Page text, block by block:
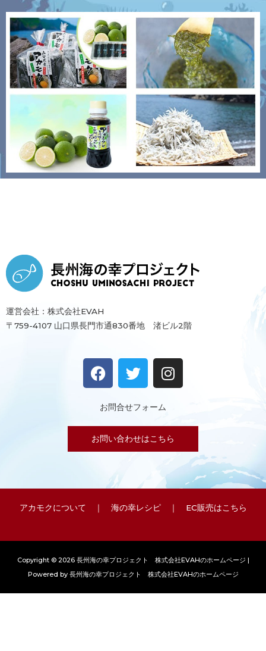
運営会社：株式会社EVAH
〒759-4107 山口県長門市通830番地 渚ビル2階
F
a
e
b
o
o
T
w
t
t
e
r
I
n
a
g
r
a
m
お問合せフォーム
お問い合わせはこちら
アカモクについて ｜ 海の幸レシピ｜ EC販売はこちら
Copyright © 2026 長州海の幸プロジェクト 株式会社EVAHのホームページ |
Powered by 長州海の幸プロジェクト 株式会社EVAHのホームページ